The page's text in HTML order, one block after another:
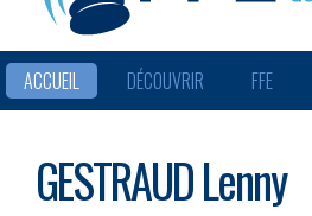
ACCUEIL DÉCOUVRIR FFE
GESTRAUD Lenny